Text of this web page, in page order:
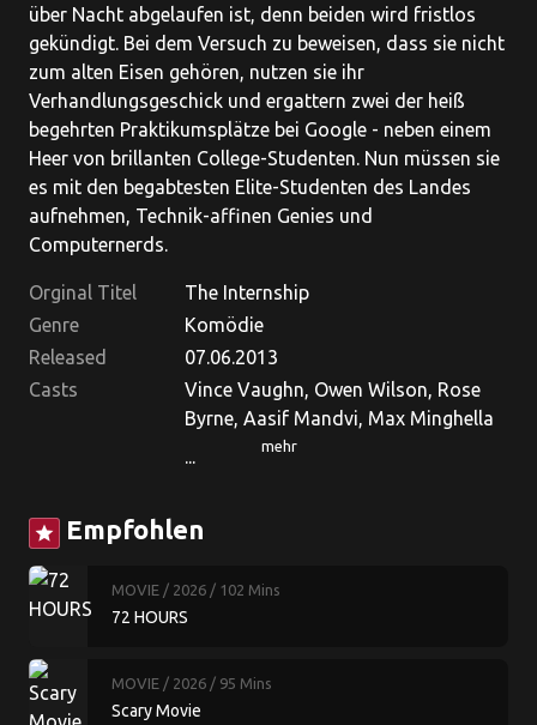
über Nacht abgelaufen ist, denn beiden wird fristlos
gekündigt. Bei dem Versuch zu beweisen, dass sie nicht
zum alten Eisen gehören, nutzen sie ihr
Verhandlungsgeschick und ergattern zwei der heiß
begehrten Praktikumsplätze bei Google - neben einem
Heer von brillanten College-Studenten. Nun müssen sie
es mit den begabtesten Elite-Studenten des Landes
aufnehmen, Technik-affinen Genies und
Computernerds.
Orginal Titel
The Internship
Genre
Komödie
Released
07.06.2013
Casts
Vince Vaughn, Owen Wilson, Rose
Byrne, Aasif Mandvi, Max Minghella
...
mehr
star Empfohlen
MOVIE / 2026 / 102 Mins
72 HOURS
MOVIE / 2026 / 95 Mins
Scary Movie